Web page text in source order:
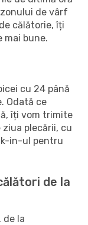
de vârf
călătorie, îți
mai bune.
cu 24 până
Odată ce
îți vom trimite
plecării, cu
in-ul pentru
de la
de la